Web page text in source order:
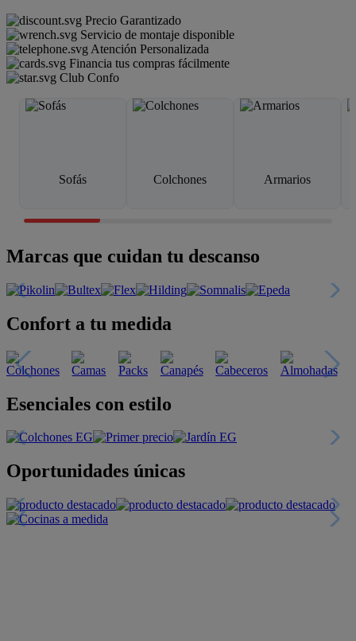
Precio Garantizado
Servicio de montaje disponible
Atención Personalizada
Financia tus compras fácilmente
Club Confo
Sofás Colchones Armarios
Marcas que cuidan tu descanso
Confort a tu medida
Esenciales con estilo
Oportunidades únicas